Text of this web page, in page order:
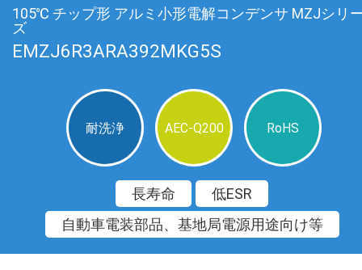
105℃ チップ形 アルミ小形電解コンデンサ MZJシリ
ズ
EMZJ6R3ARA392MKG5S
耐洗浄 AEC-Q200 RoHS
長寿命
低ESR
自動車電装部品、基地局電源用途向け等